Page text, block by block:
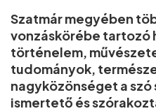
Szatmár megyében
vonzáskörébe tartozó
történelem,
tudományok,
nagyközönséget a
ismertető és